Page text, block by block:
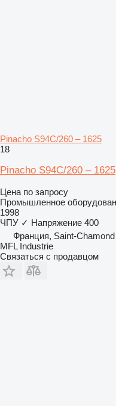
Pinacho S94C/260 – 1625
18
Pinacho S94C/260 – 1625
Цена по запросу
Промышленное
1998
ЧПУ ✓ Напряжение 400
Франция, Saint-Chamond
MFL Industrie
Связаться с продавцом